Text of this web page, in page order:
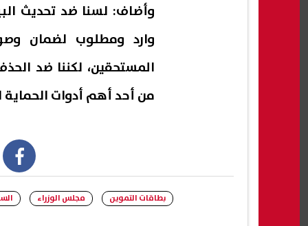
وأضاف: لسنا ضد تحديث
وارد ومطلوب لضمان
المستحقين، لكننا ضد
من أحد أهم أدوات الحماية
بطاقات التموين مجلس الوزراء